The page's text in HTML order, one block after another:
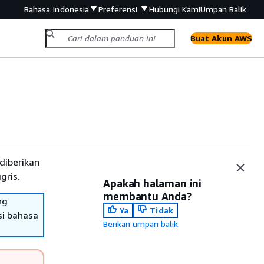
Bahasa Indonesia Preferensi Hubungi KamiUmpan Balik
Buat Akun AWS
bahasa
Apakah halaman ini
membantu Anda?
Ya
Tidak
Berikan umpan balik